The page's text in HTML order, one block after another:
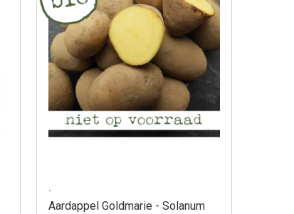
.
Aardappel Goldmarie - Solanum